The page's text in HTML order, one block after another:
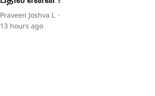
Praveen Joshva L
13 hours ago